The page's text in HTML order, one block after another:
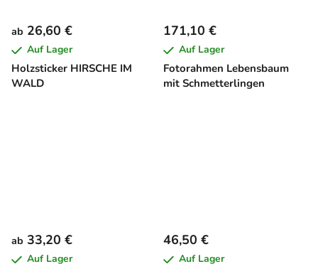
Holzsticker HIRSCHE IM
WALD
ab 26,60 €
Auf Lager
Fotorahmen Lebensbaum
mit Schmetterlingen
171,10 €
Auf Lager
ab 33,20 €
Auf Lager
46,50 €
Auf Lager